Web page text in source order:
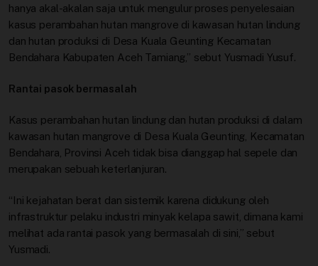
hanya akal-akalan saja untuk mengulur proses penyelesaian
kasus perambahan hutan mangrove di kawasan hutan lindung
dan hutan produksi di Desa Kuala Geunting Kecamatan
Bendahara Kabupaten Aceh Tamiang,” sebut Yusmadi Yusuf.
Rantai pasok bermasalah
Kasus perambahan hutan lindung dan hutan produksi di dalam
kawasan hutan mangrove di Desa Kuala Geunting, Kecamatan
Bendahara, Provinsi Aceh tidak bisa dianggap hal sepele dan
merupakan sebuah keterlanjuran.
“Ini kejahatan berat dan sistemik karena didukung oleh
infrastruktur pelaku industri minyak kelapa sawit, dimana kami
melihat ada rantai pasok yang bermasalah di sini,” sebut
Yusmadi.